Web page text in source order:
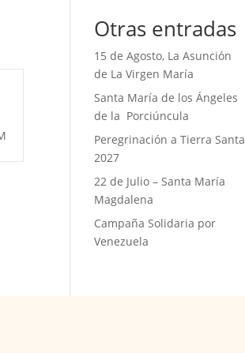
Otras entradas
15 de Agosto, La Asunción
de La Virgen María
Santa María de los Ángeles
de la Porciúncula
Peregrinación a Tierra Santa
2027
22 de Julio – Santa María
Magdalena
Campaña Solidaria por
Venezuela